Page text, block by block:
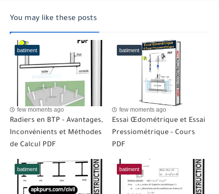
You may like these posts
batiment
few moments ago
Radiers en BTP - Avantages,
Inconvénients et Méthodes
de Calcul PDF
batiment
few moments ago
Essai Œdométrique et Essai
Pressiométrique - Cours
PDF
batiment batiment